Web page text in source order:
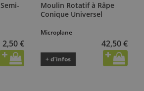
2,50 €
Moulin Rotatif à Râpe
Conique Universel
Microplane
42,50 €
+ d’infos